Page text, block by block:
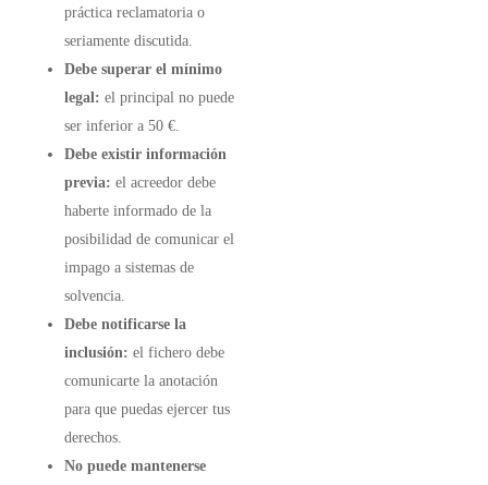
práctica reclamatoria o
seriamente discutida.
Debe superar el mínimo
legal: el principal no puede
ser inferior a 50 €.
Debe existir información
previa: el acreedor debe
haberte informado de la
posibilidad de comunicar el
impago a sistemas de
solvencia.
Debe notificarse la
inclusión: el fichero debe
comunicarte la anotación
para que puedas ejercer tus
derechos.
No puede mantenerse